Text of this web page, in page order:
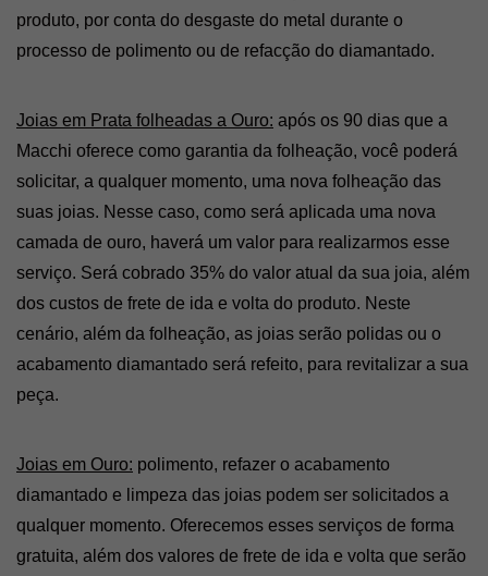
produto, por conta do desgaste do metal durante o
processo de polimento ou de refacção do diamantado.
Joias em Prata folheadas a Ouro: após os 90 dias que a
Macchi oferece como garantia da folheação, você poderá
solicitar, a qualquer momento, uma nova folheação das
suas joias. Nesse caso, como será aplicada uma nova
camada de ouro, haverá um valor para realizarmos esse
serviço. Será cobrado 35% do valor atual da sua joia, além
dos custos de frete de ida e volta do produto. Neste
cenário, além da folheação, as joias serão polidas ou o
acabamento diamantado será refeito, para revitalizar a sua
peça.
Joias em Ouro: polimento, refazer o acabamento
diamantado e limpeza das joias podem ser solicitados a
qualquer momento. Oferecemos esses serviços de forma
gratuita, além dos valores de frete de ida e volta que serão